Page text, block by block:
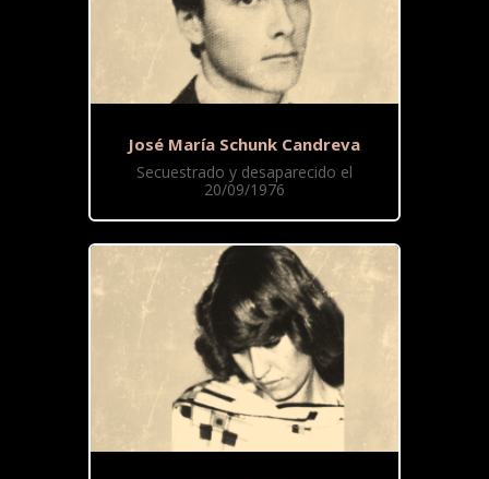
José María Schunk Candreva
Secuestrado y desaparecido el
20/09/1976